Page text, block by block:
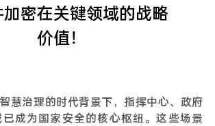
密在关键领域的战略
价值！
慧治理的时代背景下，指挥中心、政府
成为国家安全的核心枢纽。这些场景